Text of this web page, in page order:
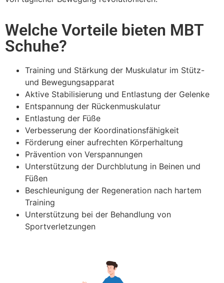
Welche Vorteile bieten MBT
Schuhe?
Training und Stärkung der Muskulatur im Stütz-
und Bewegungsapparat
Aktive Stabilisierung und Entlastung der Gelenke
Entspannung der Rückenmuskulatur
Entlastung der Füße
Verbesserung der Koordinationsfähigkeit
Förderung einer aufrechten Körperhaltung
Prävention von Verspannungen
Unterstützung der Durchblutung in Beinen und
Füßen
Beschleunigung der Regeneration nach hartem
Training
Unterstützung bei der Behandlung von
Sportverletzungen